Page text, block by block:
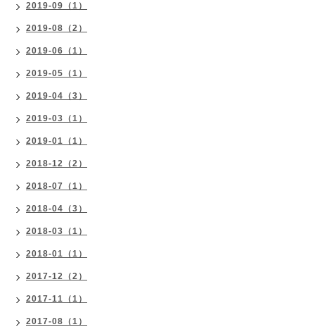
2019-09（1）
2019-08（2）
2019-06（1）
2019-05（1）
2019-04（3）
2019-03（1）
2019-01（1）
2018-12（2）
2018-07（1）
2018-04（3）
2018-03（1）
2018-01（1）
2017-12（2）
2017-11（1）
2017-08（1）